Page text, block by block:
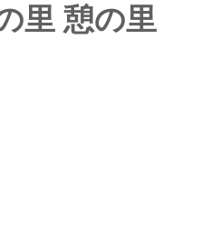
里 憩の里